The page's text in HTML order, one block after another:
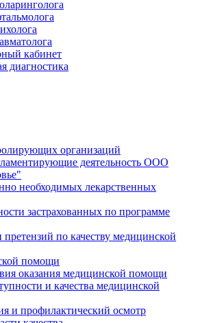
кабинет
диагностика
организаций
деятельность ООО
необходимых лекарственных
застрахованных по программе
по качеству медицинской
помощи
оказания медицинской помощи
и качества медицинской
и профилактический осмотр